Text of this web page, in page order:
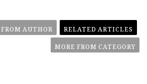
RELATED ARTICLES
AUTHOR
MORE FROM CATEGORY